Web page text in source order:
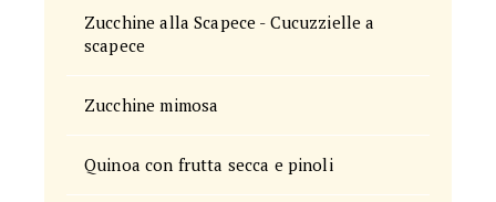
Zucchine alla Scapece - Cucuzzielle a
scapece
Zucchine mimosa
Quinoa con frutta secca e pinoli